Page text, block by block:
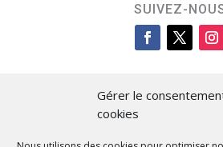
Gérer le
cookies
SUIVEZ-